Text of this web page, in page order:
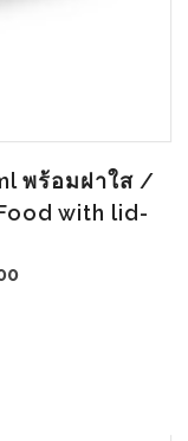
พร้อมฝาใส /
with lid-
Price